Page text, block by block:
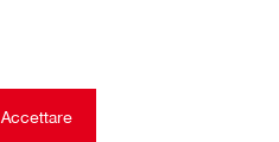
Accettare
Con l'opzione di trasmissione dati